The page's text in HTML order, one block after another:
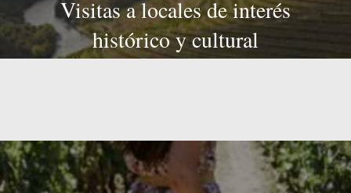
Visitas a locales de interés
histórico y cultural